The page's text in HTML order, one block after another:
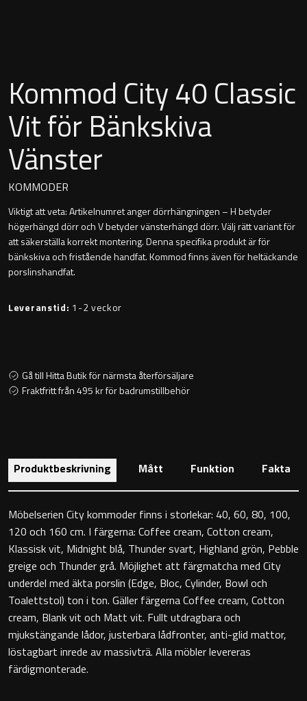
Underlimmat handfat
Handfat med piedestal
Blandare
Tvättställsblandare
Bottenventiler
Toalettstolar
Vägghängd toalettstol
Toalettpappershållare
Krokar
Handduksringar
Handduksstänger
Badkarshandtag
Duschkorgar
Stockholm
Kommod City 40 Classic
Vit för Bänkskiva
Vänster
KOMMODER
Viktigt att veta: Artikelnumret anger dörrhängningen – H betyder
högerhängd dörr och V betyder vänsterhängd dörr. Välj rätt variant för
att säkerställa korrekt montering. Denna specifika produkt är för
bänkskiva och fristående handfat. Kommod finns även för heltäckande
porslinshandfat.
Leveranstid: 1-2 veckor
Gå till Hitta Butik för närmsta återförsäljare
Fraktfritt från 495 kr för badrumstillbehör
Produktbeskrivning Mått Funktion Fakta
Möbelserien City kommoder finns i storlekar: 40, 60, 80, 100,
120 och 160 cm. I färgerna: Coffee cream, Cotton cream,
Klassisk vit, Midnight blå, Thunder svart, Highland grön, Pebble
greige och Thunder grå. Möjlighet att färgmatcha med City
underdel med äkta porslin (Edge, Bloc, Cylinder, Bowl och
Toalettstol) ton i ton. Gäller färgerna Coffee cream, Cotton
cream, Blank vit och Matt vit. Fullt utdragbara och
mjukstängande lådor, justerbara lådfronter, anti-glid mattor,
löstagbart inrede av massivträ. Alla möbler levereras
färdigmonterade.